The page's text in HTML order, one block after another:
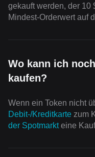
gekauft werden, der 10
Mindest-Orderwert auf
Wo kann ich
kaufen?
Wenn ein Token nicht
Debit-/Kreditkarte zum
der Spotmarkteine